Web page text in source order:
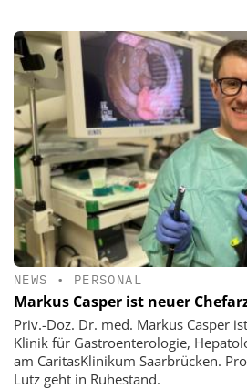
NEWS • PERSONAL
Markus Casper ist neuer
Priv.-Doz. Dr. med. Markus Casper
Klinik für Gastroenterologie,
am CaritasKlinikum Saarbrücken.
Lutz geht in Ruhestand.